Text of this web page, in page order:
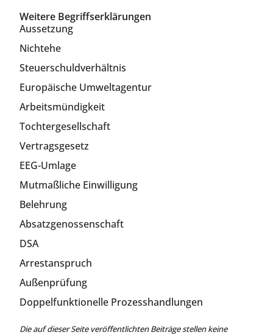
Weitere Begriffserklärungen
Aussetzung
Nichtehe
Steuerschuldverhältnis
Europäische Umweltagentur
Arbeitsmündigkeit
Tochtergesellschaft
Vertragsgesetz
EEG-Umlage
Mutmaßliche Einwilligung
Belehrung
Absatzgenossenschaft
DSA
Arrestanspruch
Außenprüfung
Doppelfunktionelle Prozesshandlungen
Die auf dieser Seite veröffentlichten Beiträge stellen keine